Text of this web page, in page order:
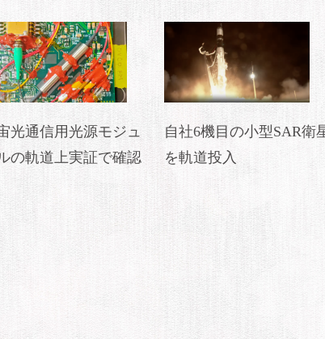
光通信用光源モジュ
の軌道上実証で確認
自社6機目の小型SAR衛
を軌道投入